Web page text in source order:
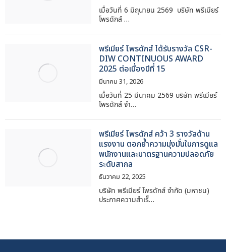
เมื่อวันที่ 6 มิถุนายน 2569 บริษัท พรีเมียร์
โพรดักส์ …
พรีเมียร์ โพรดักส์ ได้รับรางวัล CSR-
DIW CONTINUOUS AWARD
2025 ต่อเนื่องปีที่ 15
มีนาคม 31, 2026
เมื่อวันที่ 25 มีนาคม 2569 บริษัท พรีเมียร์
โพรดักส์ จำ…
พรีเมียร์ โพรดักส์ คว้า 3 รางวัลด้าน
แรงงาน ตอกย้ำความมุ่งมั่นในการดูแล
พนักงานและมาตรฐานความปลอดภัย
ระดับสากล
ธันวาคม 22, 2025
บริษัท พรีเมียร์ โพรดักส์ จำกัด (มหาชน)
ประกาศความสำเร็…